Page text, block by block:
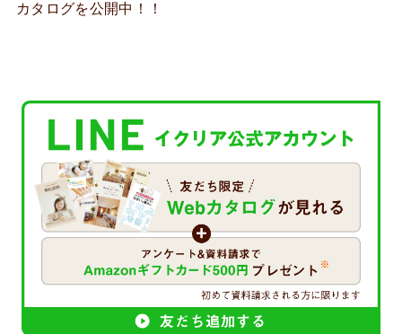
カタログを公開中！！